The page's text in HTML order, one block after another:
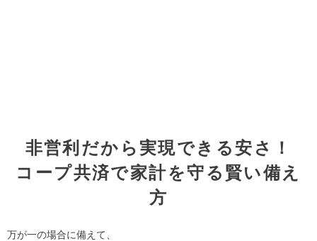
非営利だから実現できる安さ！
コープ共済で家計を守る賢い備え
方
万が一の場合に備えて、